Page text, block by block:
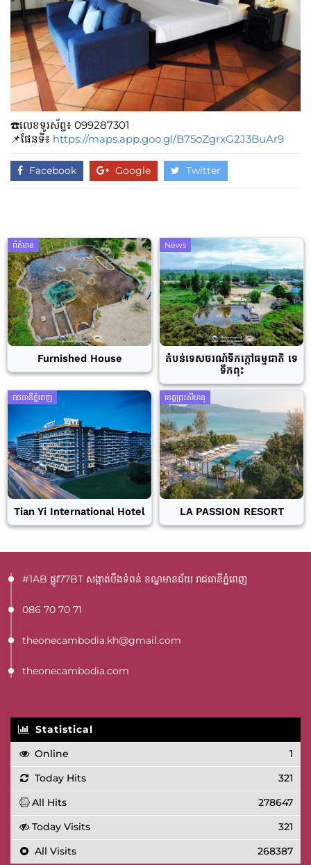
☎️លេខទូរស័ព្ទ៖​​ 099287301
📌ផែនទី៖ https://maps.app.goo.gl/B75oZgrxG2J3BuAr9
Facebook Google Twitter
ព័ត៌មាន
Furnished House
News
តំបន់ទេសចរណ៍ទឹកក្តៅធម្មជាតិ ទេ
ទឹកពុះ
រាជធានីភ្នំពេញ
Tian Yi International Hotel
ខេត្តព្រះសីហនុ
LA PASSION RESORT
#1AB ផ្លូវ77BT​ សង្កាត់បឹងទំពន់ ខណ្ឌមានជ័យ រាជធានីភ្នំពេញ
086 70 70 71
theonecambodia.kh@gmail.com
theonecambodia.com
Statistical
Online
1
Today Hits
321
All Hits
278647
Today Visits
321
All Visits
268387